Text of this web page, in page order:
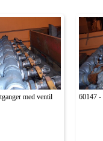
med ventil 60147 -